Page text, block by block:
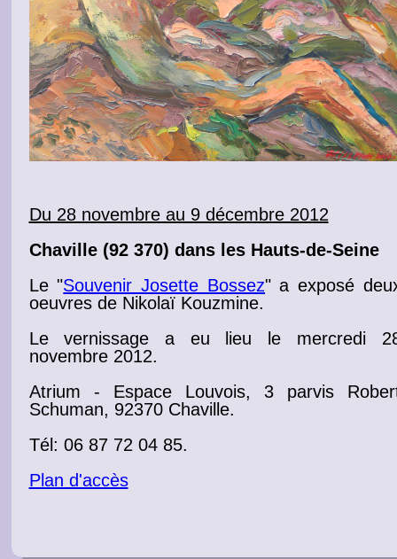
Du 28 novembre au 9 décembre 2012
Chaville(92 370) dans les Hauts-de-Seine
Le "Souvenir Josette Bossez" a exposé
oeuvres de Nikolaï Kouzmine.
Levernissage a eu lieu le mercredi
novembre 2012.
Atrium - Espace Louvois, 3 parvis
Schuman, 92370 Chaville.
Tél: 06 87 72 04 85.
Plan d'accès